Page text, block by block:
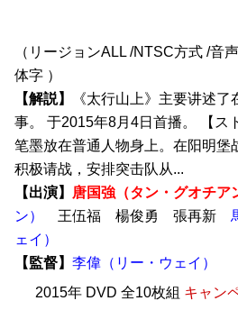
（リージョンALL /NTSC方式 /音
体字 ）
【解説】
《太行山上》主要讲述
事。 于2015年8月4日首播。 【ス
笔墨放在普通人物身上。在阳明堡
积极请战，安排突击队从...
【出演】 唐国強（タン・グオチア
ン）
王伍福 楊俊勇 張再新
ェイ）
【監督】 李偉（リー・ウェイ）
2015年 DVD 全10枚組 キャン